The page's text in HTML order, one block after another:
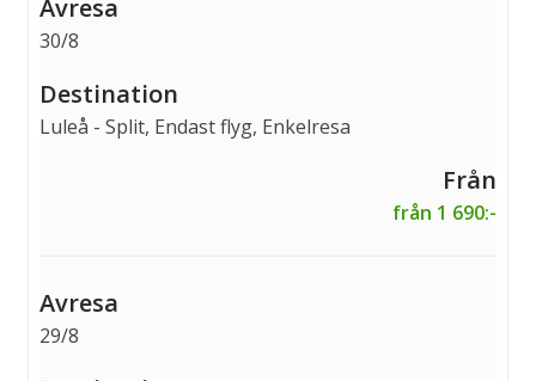
30/8
Luleå - Split, Endast flyg, Enkelresa
från 1 690:-
29/8